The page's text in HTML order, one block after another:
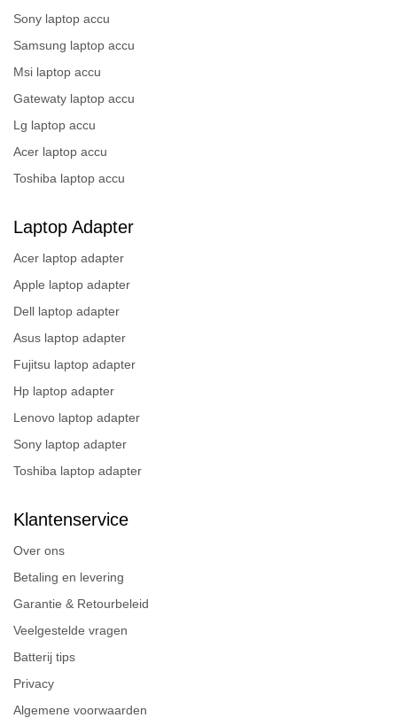
Sony laptop accu
Samsung laptop accu
Msi laptop accu
Gatewaty laptop accu
Lg laptop accu
Acer laptop accu
Toshiba laptop accu
Laptop Adapter
Acer laptop adapter
Apple laptop adapter
Dell laptop adapter
Asus laptop adapter
Fujitsu laptop adapter
Hp laptop adapter
Lenovo laptop adapter
Sony laptop adapter
Toshiba laptop adapter
Klantenservice
Over ons
Betaling en levering
Garantie & Retourbeleid
Veelgestelde vragen
Batterij tips
Privacy
Algemene voorwaarden